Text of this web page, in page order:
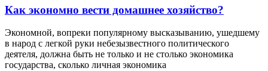
Как экономно вести домашнее хозяйство?
Экономной, вопреки популярному высказыванию, ушедшему
в народ с легкой руки небезызвестного политического
деятеля, должна быть не только и не столько экономика
государства, сколько личная экономика